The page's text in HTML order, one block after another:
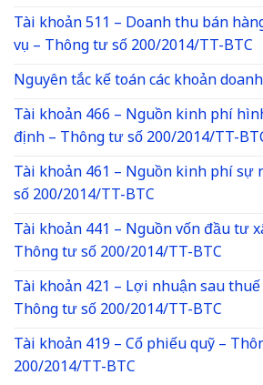
Tài khoản 511 – Doanh thu bán
vụ – Thông tư số 200/2014/TT-BTC
Nguyên tắc kế toán các khoản
Tài khoản 466 – Nguồn kinh phí
định – Thông tư số 200/2014/TT-
Tài khoản 461 – Nguồn kinh phí
số 200/2014/TT-BTC
Tài khoản 441 – Nguồn vốn đầu tư
Thông tư số 200/2014/TT-BTC
Tài khoản 421 – Lợi nhuận sau
Thông tư số 200/2014/TT-BTC
Tài khoản 419 – Cổ phiếu quỹ –
200/2014/TT-BTC